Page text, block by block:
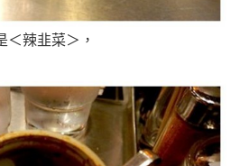
辣韭菜＞，